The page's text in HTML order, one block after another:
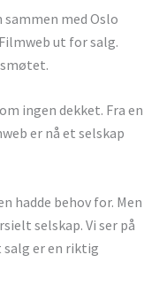
med Oslo
ut for salg.
ingen dekket. Fra en
er nå et selskap
hadde behov for. Men
selskap. Vi ser på
er en riktig